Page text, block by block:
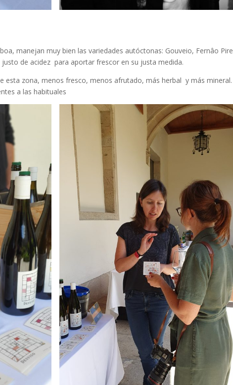
manejan muy bien las variedades autóctonas: Gouveio, Fernâo
de acidez para aportar frescor en su justa medida.
esta zona, menos fresco, menos afrutado, más herbal y más mineral.
a las habituales